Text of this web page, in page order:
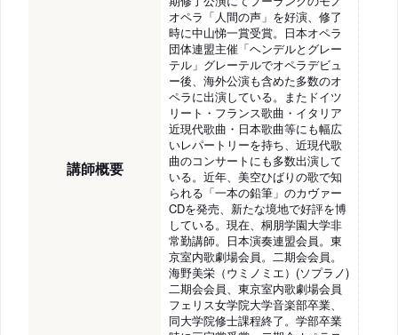
講師概要
オペラ「人間の声」を好演、修了
時に中山悌一賞受賞。日本オペラ
団体連盟主催「ヘンデルとグレー
テル」グレーテルでオペラデビュ
ー後、海外公演も含めた多数のオ
ペラに出演している。またドイツ
リート・フランス歌曲・イタリア
近現代歌曲・日本歌曲等にも幅広
いレパートリーを持ち、近現代歌
曲のコンサートにも多数出演して
いる。近年、美空ひばりの歌で知
られる「一本の鉛筆」のカヴァー
CDを発売、新たな境地で好評を博
している。現在、桐朋学園大学非
常勤講師。日本演奏連盟会員。東
京室内歌劇場会員。二期会会員。
海野美栄（ウミノミエ）(ソプラノ)
二期会会員、東京室内歌劇場会員
フェリス女学院大学音楽部卒業、
同大学院修士課程終了。学部卒業